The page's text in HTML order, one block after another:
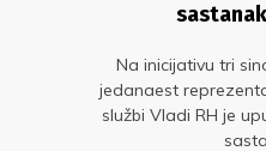
Na inicijativu tri
jedanaest
službi Vladi RH je